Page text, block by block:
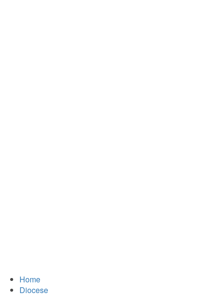
Home
Diocese